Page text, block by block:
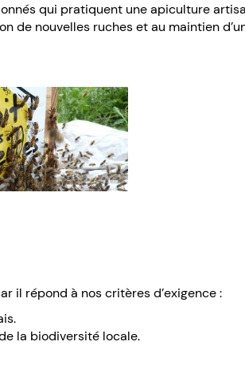
qui pratiquent une apiculture
de nouvelles ruches et au maintien
il répond à nos critères d’exigence :
la biodiversité locale.